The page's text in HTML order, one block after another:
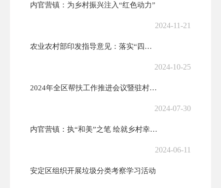
内官营镇：为乡村振兴注入“红色动力”
2024-11-21
农业农村部印发指导意见：落实“四个一批”要求，扎实推进帮扶产业高质量...
2024-10-25
2024年全区帮扶工作推进会议暨驻村工作队能力提升培训班开班
2024-07-30
内官营镇：执“和美”之笔 绘就乡村幸福底色
2024-06-11
安定区组织开展垃圾分类考察学习活动